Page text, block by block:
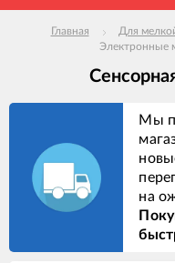
Главная Для
Электронные
Мы
на